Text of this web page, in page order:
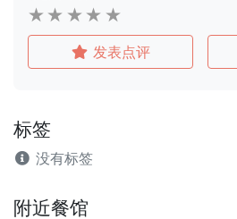
发表点评
标签
没有标签
附近餐馆